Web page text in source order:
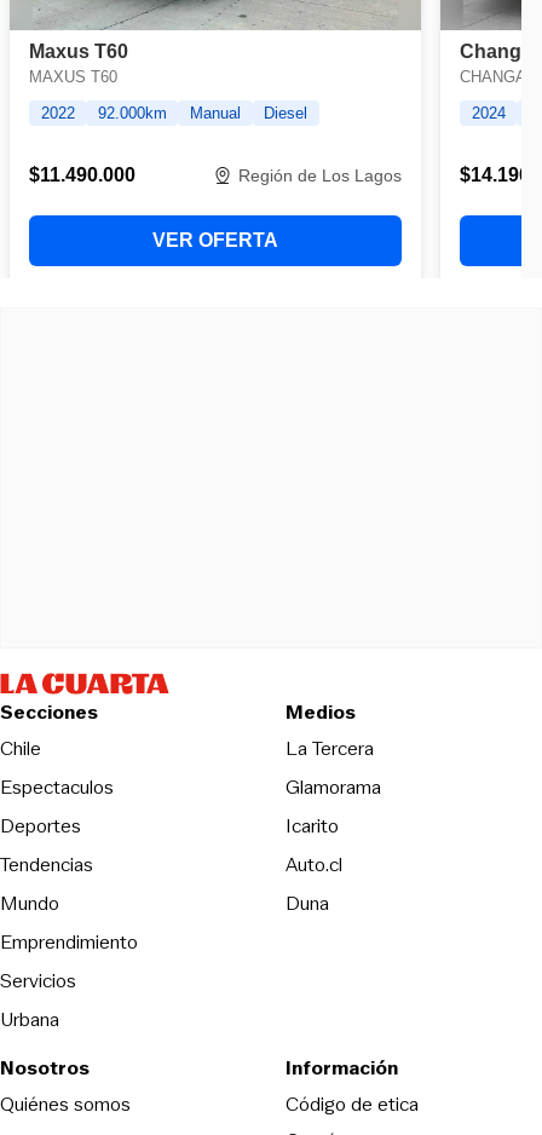
Secciones
Chile
Espectaculos
Deportes
Tendencias
Mundo
Emprendimiento
Servicios
Urbana
Medios
La TerceraOpens in new
Glamorama
Icarito
Auto.cl
DunaOpens in new window
Nosotros
Quiénes somos
Información
Código de eticaOpens in new